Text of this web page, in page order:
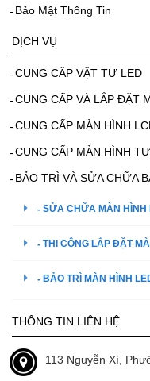
Bảo Mật Thông Tin
DỊCH VỤ
CUNG CẤP VẬT TƯ LED
CUNG CẤP VÀ LẮP ĐẶT
CUNG CẤP MÀN HÌNH
CUNG CẤP MÀN HÌNH
BẢO TRÌ VÀ SỬA CHỮA
SỬA CHỮA MÀN HÌNH
THI CÔNG LẮP ĐẶT
BẢO TRÌ MÀN HÌNH
THÔNG TIN LIÊN HỆ
113 Nguyễn Xí,